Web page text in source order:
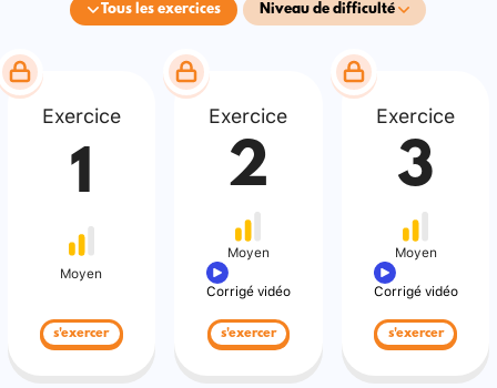
Tous les exercices Niveau de difficulté
Exercice
1
Moyen
s'exercer
Exercice
2
Moyen
Corrigé vidéo
s'exercer
Exercice
3
Moyen
Corrigé vidéo
s'exercer